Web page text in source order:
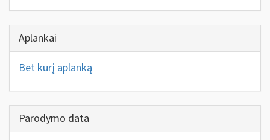
Aplankai
Bet kurį aplanką
Parodymo data